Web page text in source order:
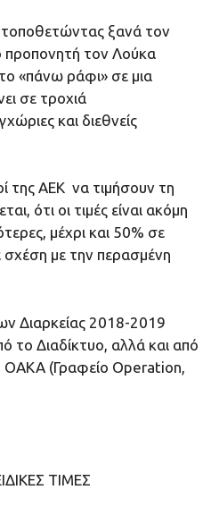
τοποθετώντας ξανά τον
προπονητή τον Λούκα
«πάνω ράφι» σε μια
σε τροχιά
και διεθνείς
της ΑΕΚ να τιμήσουν τη
ότι οι τιμές είναι ακόμη
μέχρι και 50% σε
σχέση με την περασμένη
Διαρκείας 2018-2019
το Διαδίκτυο, αλλά και από
ΟΑΚΑ (Γραφείο Operation,
ΤΙΜΕΣ